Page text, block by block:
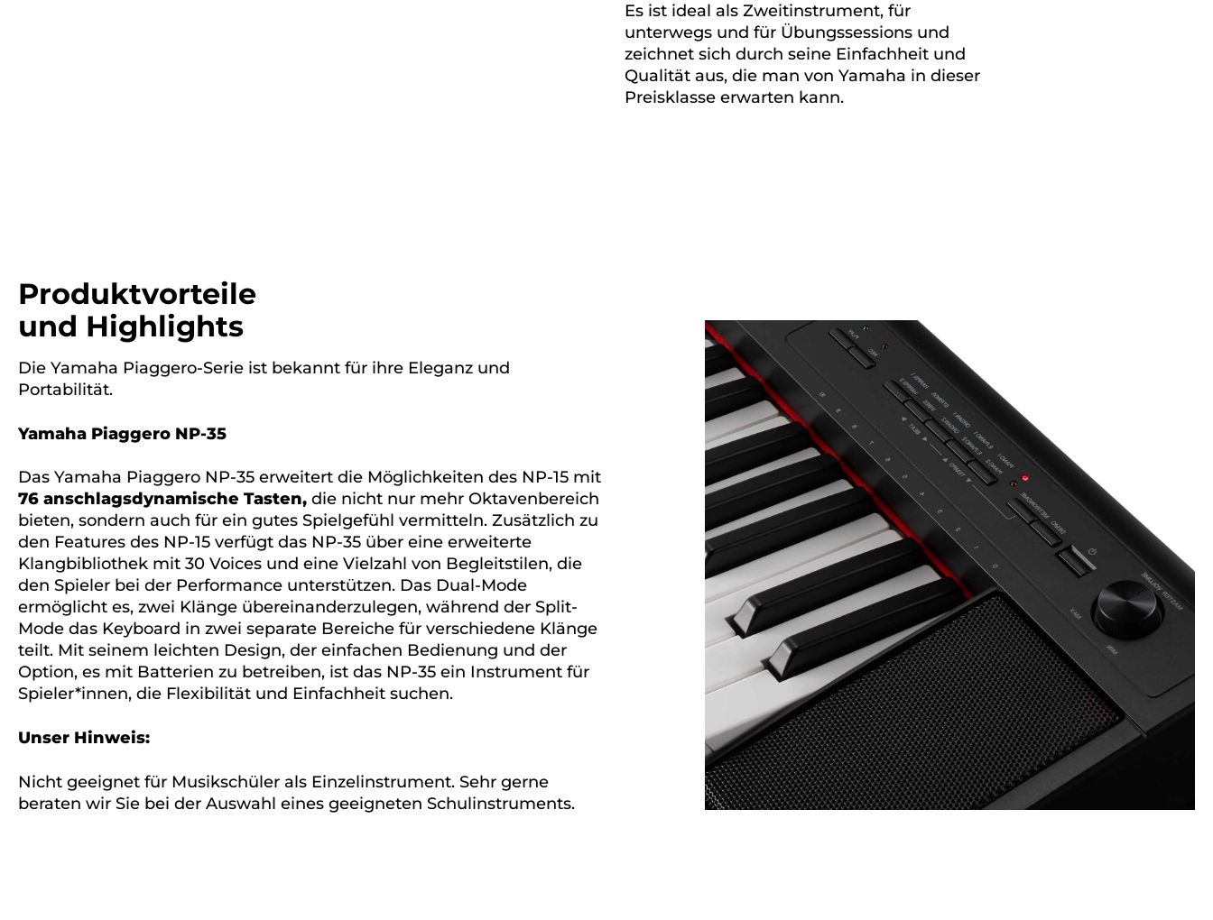
Es ist ideal als Zweitinstrument, für
unterwegs und für Übungssessions und
zeichnet sich durch seine Einfachheit und
Qualität aus, die man von Yamaha in dieser
Preisklasse erwarten kann.
Produktvorteile
und Highlights
Die Yamaha Piaggero-Serie ist bekannt für ihre Eleganz und
Portabilität.
Yamaha Piaggero NP-35
Das Yamaha Piaggero NP-35 erweitert die Möglichkeiten des NP-15 mit
76 anschlagsdynamische Tasten, die nicht nur mehr Oktavenbereich
bieten, sondern auch für ein gutes Spielgefühl vermitteln. Zusätzlich zu
den Features des NP-15 verfügt das NP-35 über eine erweiterte
Klangbibliothek mit 30 Voices und eine Vielzahl von Begleitstilen, die
den Spieler bei der Performance unterstützen. Das Dual-Mode
ermöglicht es, zwei Klänge übereinanderzulegen, während der Split-
Mode das Keyboard in zwei separate Bereiche für verschiedene Klänge
teilt. Mit seinem leichten Design, der einfachen Bedienung und der
Option, es mit Batterien zu betreiben, ist das NP-35 ein Instrument für
Spieler*innen, die Flexibilität und Einfachheit suchen.
Unser Hinweis:
Nicht geeignet für Musikschüler als Einzelinstrument. Sehr gerne
beraten wir Sie bei der Auswahl eines geeigneten Schulinstruments.